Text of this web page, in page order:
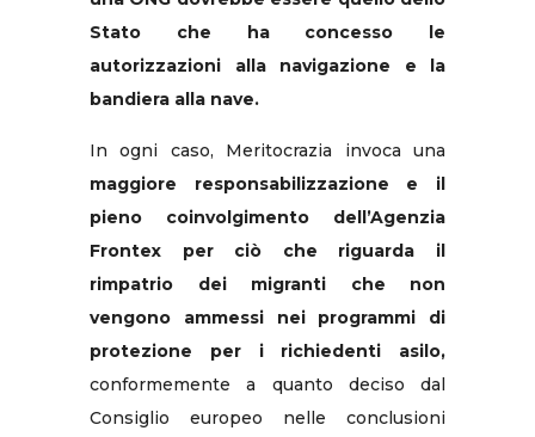
Stato che ha concesso le
autorizzazioni alla navigazione e la
bandiera alla nave.
In ogni caso, Meritocrazia invoca una
maggiore responsabilizzazione e il
pieno coinvolgimento dell’Agenzia
Frontex
per ciò che riguarda il
rimpatrio dei migranti che non
vengono ammessi nei programmi di
protezione per i richiedenti asilo,
conformemente a quanto deciso dal
Consiglio europeo nelle conclusioni